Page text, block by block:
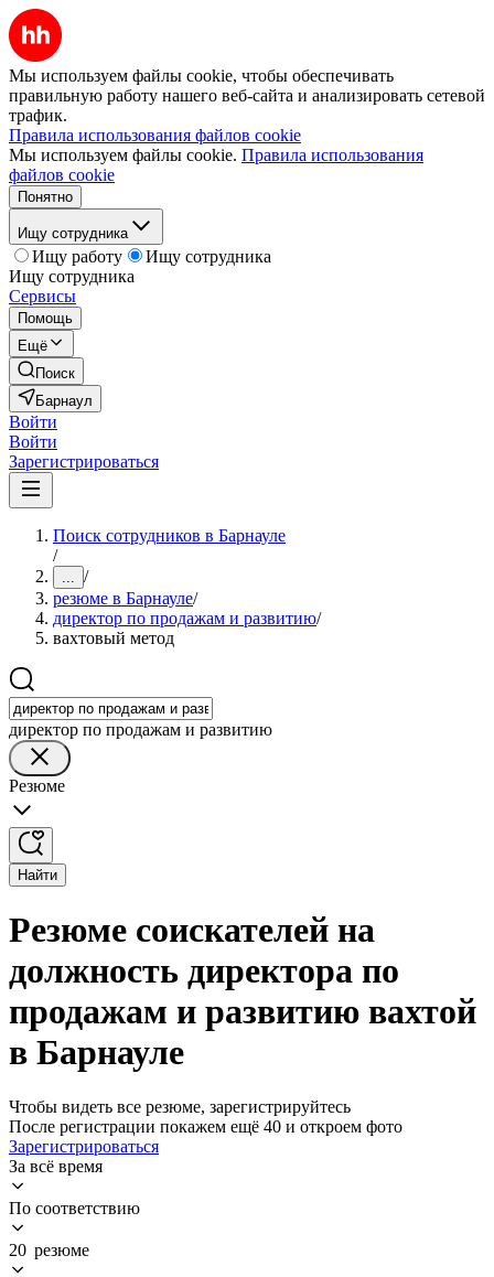
Мы используем файлы cookie, чтобы обеспечивать
правильную работу нашего веб-сайта и анализировать сетевой
трафик.
Правила использования файлов cookie
Мы используем файлы cookie. Правила использования
файлов cookie
Понятно
Ищу сотрудника
Ищу работу
Ищу сотрудника
Ищу сотрудника
Сервисы
Помощь
Ещё
Поиск
Барнаул
Войти
Войти
Зарегистрироваться
Поиск сотрудников в Барнауле
/
... /
резюме в Барнауле/
директор по продажам и развитию/
вахтовый метод
директор по продажам и развитию
Резюме
Найти
Резюме соискателей на
должность директора по
продажам и развитию вахтой
в Барнауле
Чтобы видеть все резюме, зарегистрируйтесь
После регистрации покажем ещё 40 и откроем фото
Зарегистрироваться
За всё время
По соответствию
20 резюме